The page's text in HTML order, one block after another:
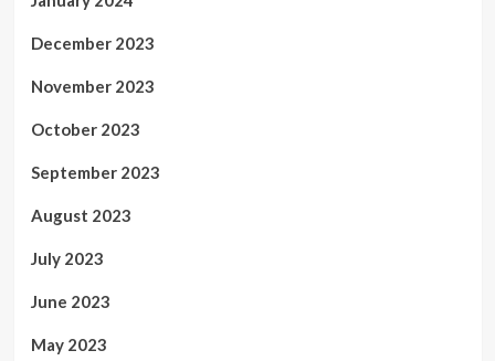
December 2023
November 2023
October 2023
September 2023
August 2023
July 2023
June 2023
May 2023